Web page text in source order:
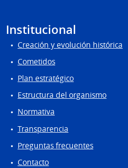
Institucional
Creación y evolución histórica
Cometidos
Plan estratégico
Estructura del organismo
Normativa
Transparencia
Preguntas frecuentes
Contacto